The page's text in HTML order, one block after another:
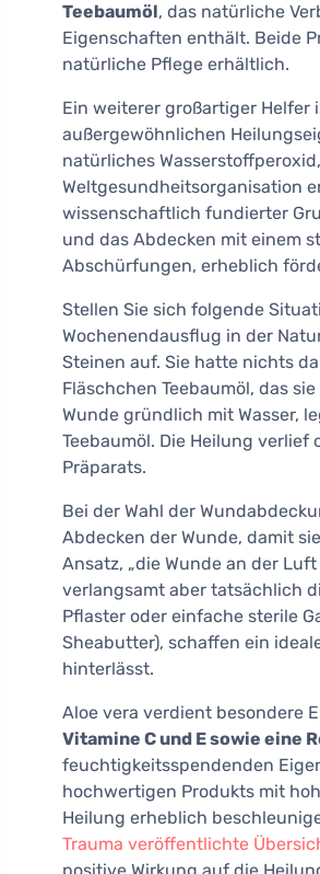
Teebaumöl, das natürliche
Eigenschaften enthält. Beide
natürliche Pflege erhältlich.
Ein weiterer großartiger Helfer
außergewöhnlichen
natürliches
Weltgesundheitsorganisation
wissenschaftlich fundierter
und das Abdecken mit einem
Abschürfungen, erheblich
Stellen Sie sich folgende
Wochenendausflug in der
Steinen auf. Sie hatte nichts
Fläschchen Teebaumöl, das
Wunde gründlich mit Wasser,
Teebaumöl. Die Heilung
Präparats.
Bei der Wahl der
Abdecken der Wunde, damit
Ansatz, „die Wunde an der
verlangsamt aber tatsächlich
Pflaster oder einfache sterile
Sheabutter), schaffen ein
hinterlässt.
Aloe vera verdient besondere
Vitamine C und E sowie eine
feuchtigkeitsspendenden
hochwertigen Produkts mit
Heilung erheblich
Trauma veröffentlichte